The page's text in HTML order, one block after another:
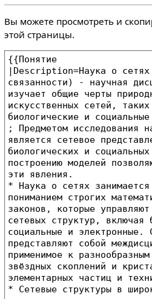
Вы можете просмотреть и
этой страницы.